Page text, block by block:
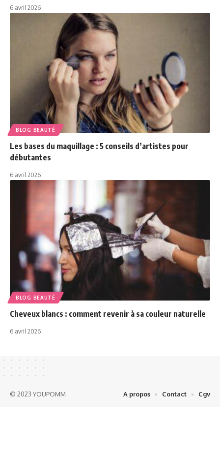
6 avril 2026
BLOG BEAUTÉ
Les bases du maquillage : 5 conseils d’artistes pour
débutantes
6 avril 2026
BLOG BEAUTÉ
Cheveux blancs : comment revenir à sa couleur naturelle
6 avril 2026
© 2023 YOUPOMM A propos Contact Cgv